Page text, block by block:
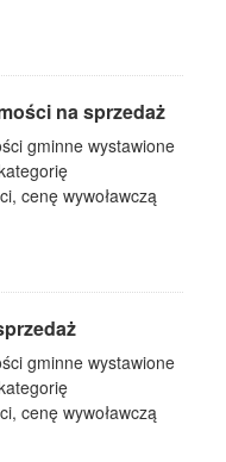
na sprzedaż
gminne wystawione
cenę wywoławczą
gminne wystawione
cenę wywoławczą